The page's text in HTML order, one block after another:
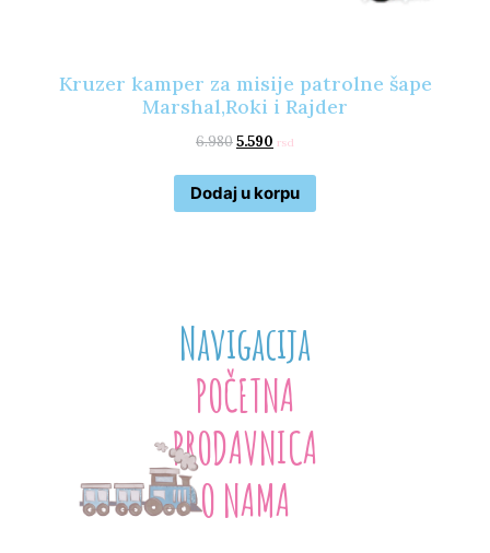
Kruzer kamper za misije patrolne šape
Marshal,Roki i Rajder
6.9805.590 rsd
Dodaj u korpu
Navigacija
POČETNA
PRODAVNICA
O NAMA